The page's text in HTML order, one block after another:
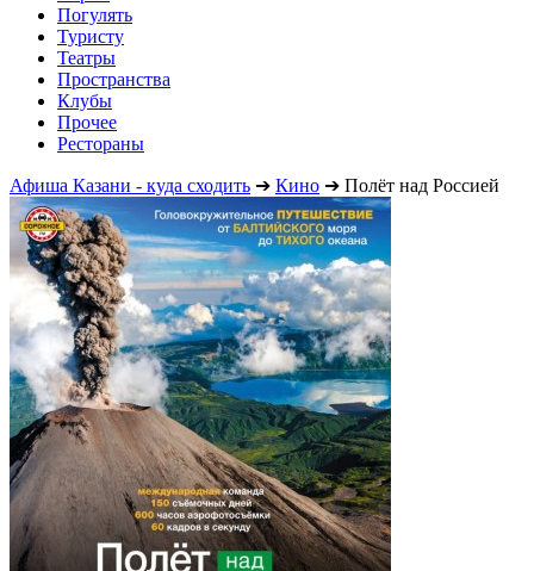
Погулять
Туристу
Театры
Пространства
Клубы
Прочее
Рестораны
Афиша Казани - куда сходить ➔ Кино ➔ Полёт над Россией